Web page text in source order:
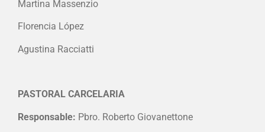
Martina Massenzio
Florencia López
Agustina Racciatti
PASTORAL CARCELARIA
Responsable: Pbro. Roberto Giovanettone